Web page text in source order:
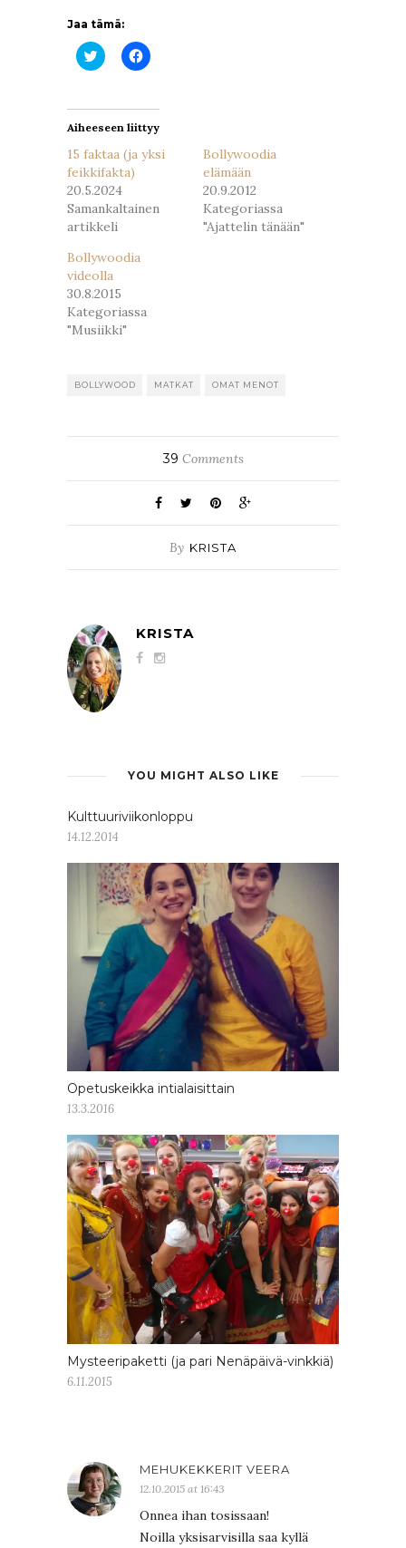
Jaa tämä:
Jaa
Twitterissä(Avautuu
Jaa
Facebookissa(Avautuu
Aiheeseen liittyy
15 faktaa (ja yksi
feikkifakta)
20.5.2024
Samankaltainen
artikkeli
Bollywoodia
elämään
20.9.2012
Kategoriassa
"Ajattelin tänään"
Bollywoodia
videolla
30.8.2015
Kategoriassa
"Musiikki"
BOLLYWOOD MATKAT OMAT MENOT
39 Comments
By KRISTA
KRISTA
YOU MIGHT ALSO LIKE
Kulttuuriviikonloppu
14.12.2014
Opetuskeikka intialaisittain
13.3.2016
Mysteeripaketti (ja pari Nenäpäivä-vinkkiä)
6.11.2015
MEHUKEKKERIT VEERA
12.10.2015 at 16:43
Onnea ihan tosissaan!
Noilla yksisarvisilla saa kyllä